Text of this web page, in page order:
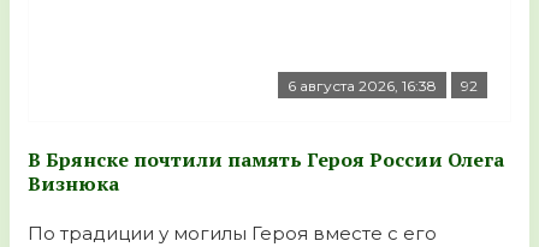
6 августа 2026, 16:38 92
В Брянске почтили память Героя России Олега
Визнюка
По традиции у могилы Героя вместе с его